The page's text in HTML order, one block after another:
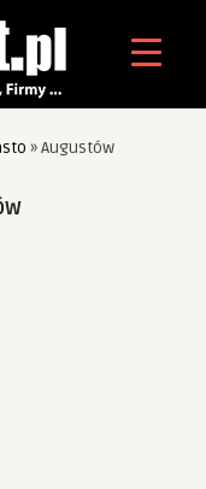
»Augustów